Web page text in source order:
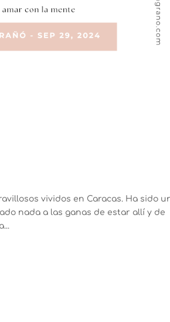
vividos en Caracas. Ha sido
nada a las ganas de estar allí y de